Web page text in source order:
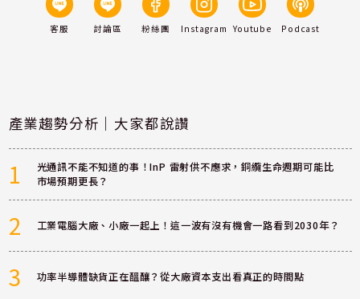
客服 討論區 粉絲團 Instagram Youtube Podcast
產業趨勢分析｜大家都說讚
1
光通訊不能不知道的事！InP 雷射供不應求，銅纜生命週期可能比
市場預期更長？
2 工業電腦大廠、小廠一起上！這一波有沒有機會一路看到2030年？
3 功率半導體缺貨正在醞釀？從大廠資本支出看真正的時間點